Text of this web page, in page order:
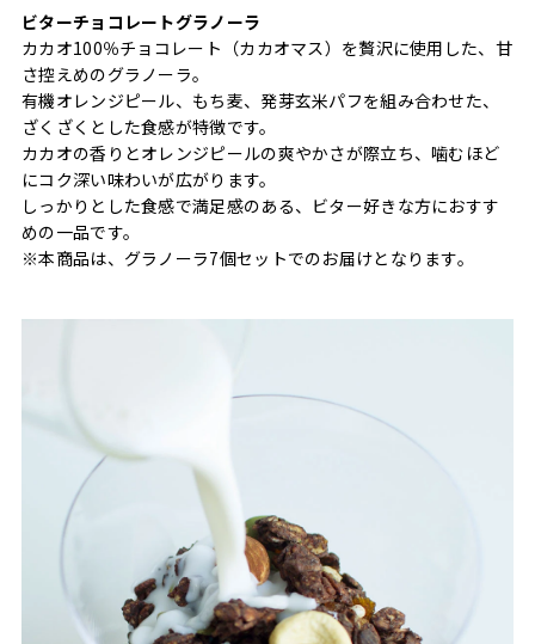
ビターチョコレートグラノーラ
カカオ100％チョコレート（カカオマス）を贅沢に使用した、甘
さ控えめのグラノーラ。
有機オレンジピール、もち麦、発芽玄米パフを組み合わせた、
ざくざくとした食感が特徴です。
カカオの香りとオレンジピールの爽やかさが際立ち、噛むほど
にコク深い味わいが広がります。
しっかりとした食感で満足感のある、ビター好きな方におすす
めの一品です。
※本商品は、グラノーラ7個セットでのお届けとなります。